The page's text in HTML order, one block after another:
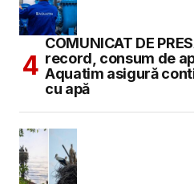
COMUNICAT DE
record, consum de
Aquatim asigură
cu apă